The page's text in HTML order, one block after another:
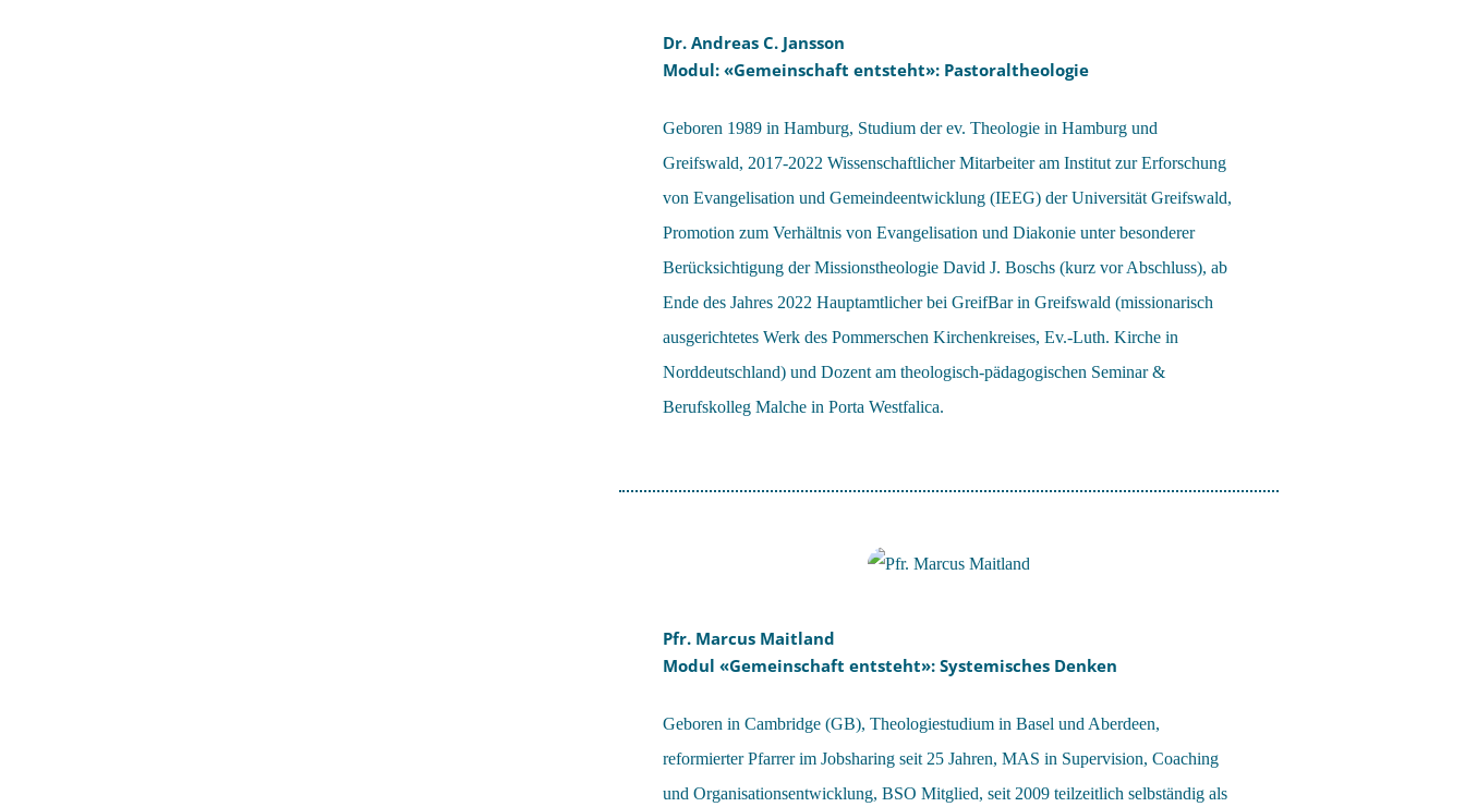
Dr. Andreas C. Jansson
Modul: «Gemeinschaft entsteht»: Pastoraltheologie
Geboren 1989 in Hamburg, Studium der ev. Theologie in Hamburg und
Greifswald, 2017-2022 Wissenschaftlicher Mitarbeiter am Institut zur Erforschung
von Evangelisation und Gemeindeentwicklung (IEEG) der Universität Greifswald,
Promotion zum Verhältnis von Evangelisation und Diakonie unter besonderer
Berücksichtigung der Missionstheologie David J. Boschs (kurz vor Abschluss), ab
Ende des Jahres 2022 Hauptamtlicher bei GreifBar in Greifswald (missionarisch
ausgerichtetes Werk des Pommerschen Kirchenkreises, Ev.-Luth. Kirche in
Norddeutschland) und Dozent am theologisch-pädagogischen Seminar &
Berufskolleg Malche in Porta Westfalica.
Pfr. Marcus Maitland
Modul «Gemeinschaft entsteht»: Systemisches Denken
Geboren in Cambridge (GB), Theologiestudium in Basel und Aberdeen,
reformierter Pfarrer im Jobsharing seit 25 Jahren, MAS in Supervision, Coaching
und Organisationsentwicklung, BSO Mitglied, seit 2009 teilzeitlich selbständig als